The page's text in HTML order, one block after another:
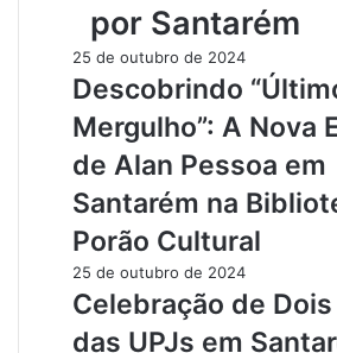
por Santarém
25 de outubro de 2024
Descobrindo
Mergulho”: A Nova
de Alan Pessoa em
Santarém na
Porão Cultural
25 de outubro de 2024
Celebração de
das UPJs em